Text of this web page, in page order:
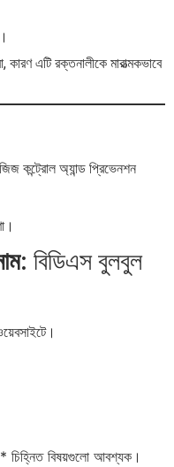
এটি রক্তনালীকে মারাত্মকভাবে
কন্ট্রোল অ্যান্ড প্রিভেনশন
বিডিএস বুলবুল
* চিহ্নিত বিষয়গুলো আবশ্যক।